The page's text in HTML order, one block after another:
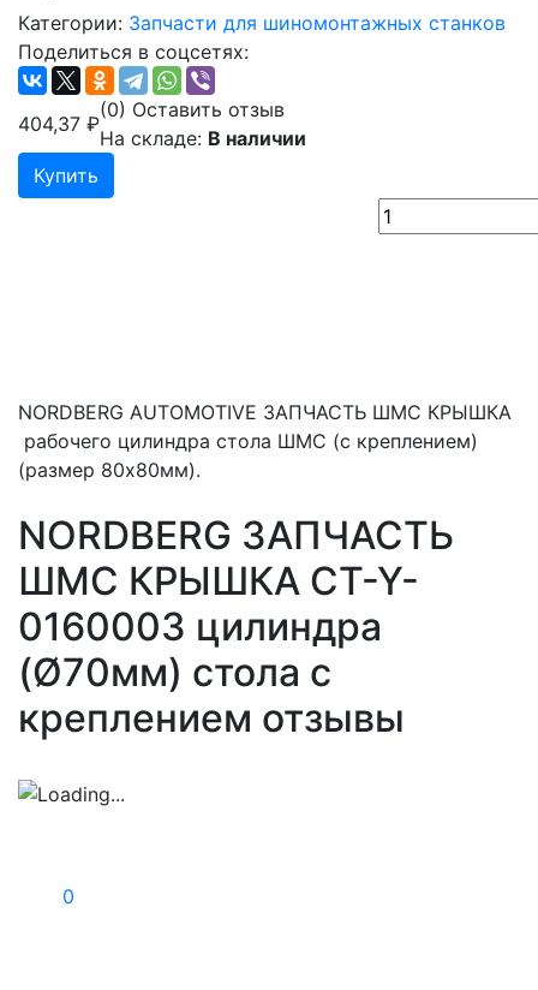
Категории: Запчасти для шиномонтажных станков
Поделиться в соцсетях:
404,37 ₽
(0) Оставить отзыв
На складе: В наличии
Купить
NORDBERG AUTOMOTIVE ЗАПЧАСТЬ ШМС КРЫШКА
рабочего цилиндра стола ШМС (с креплением)
(размер 80х80мм).
NORDBERG ЗАПЧАСТЬ
ШМС КРЫШКА CT-Y-
0160003 цилиндра
(Ø70мм) стола с
креплением отзывы
0